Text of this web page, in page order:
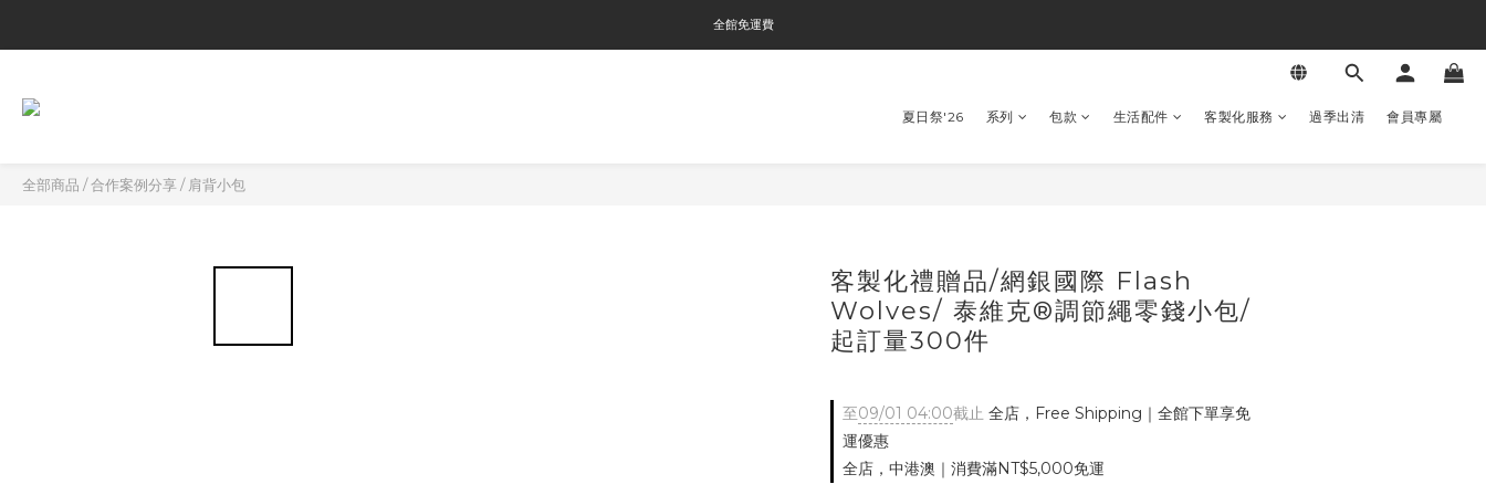
全館免運費
全館免運費
夏日祭'26 系列 包款 生活配件 客製化服務 過季出清 會員專屬
全部商品 /合作案例分享/ 肩背小包
客製化禮贈品/網銀國際 Flash
Wolves/ 泰維克®調節繩零錢小包/
起訂量300件
至09/01 04:00截止 全店，Free Shipping｜全館下單享免
運優惠
全店，中港澳｜消費滿NT$5,000免運